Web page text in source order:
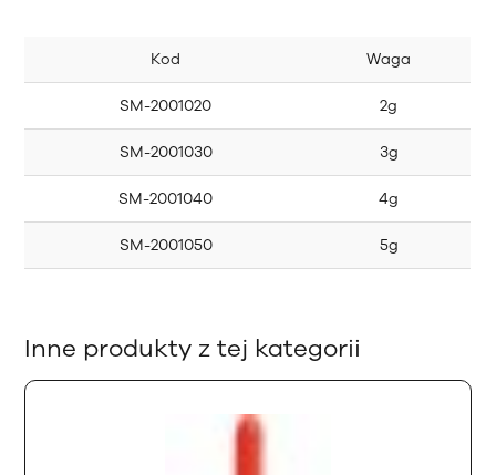
Kod Waga
SM-2001020 2g
SM-2001030 3g
SM-2001040 4g
SM-2001050 5g
Inne produkty z tej kategorii